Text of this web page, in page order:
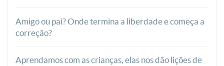
Amigo ou pai? Onde termina a liberdade e começa a
correção?
Aprendamos com as crianças, elas nos dão lições de